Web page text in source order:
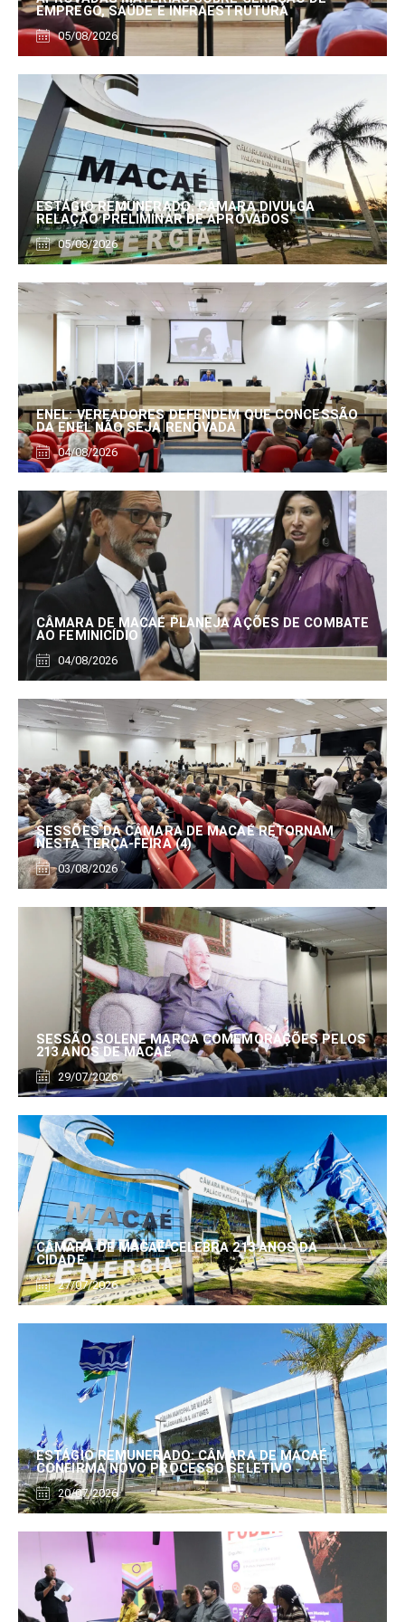
EMPREGO, SAÚDE E INFRAESTRUTURA
05/08/2026
ESTÁGIO REMUNERADO: CÂMARA DIVULGA
RELAÇÃO PRELIMINAR DE APROVADOS
05/08/2026
ENEL: VEREADORES DEFENDEM QUE CONCESSÃO
DA ENEL NÃO SEJA RENOVADA
04/08/2026
CÂMARA DE MACAÉ PLANEJA AÇÕES DE COMBATE
AO FEMINICÍDIO
04/08/2026
SESSÕES DA CÂMARA DE MACAÉ RETORNAM
NESTA TERÇA-FEIRA (4)
03/08/2026
SESSÃO SOLENE MARCA COMEMORAÇÕES PELOS
213 ANOS DE MACAÉ
29/07/2026
CÂMARA DE MACAÉ CELEBRA 213 ANOS DA
CIDADE
27/07/2026
ESTÁGIO REMUNERADO: CÂMARA DE MACAÉ
CONFIRMA NOVO PROCESSO SELETIVO
20/07/2026